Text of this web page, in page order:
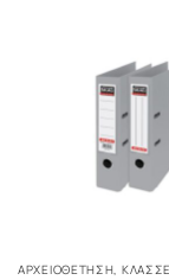
ΑΡΧΕΙΟΘΕΤΗΣΗ,